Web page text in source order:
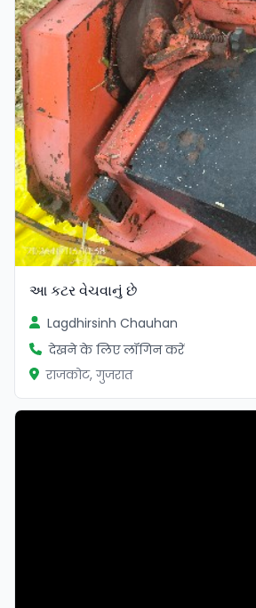
આ કટર વેચવાનું છે
Lagdhirsinh Chauhan
देखने के लिए लॉगिन करें
राजकोट, गुजरात